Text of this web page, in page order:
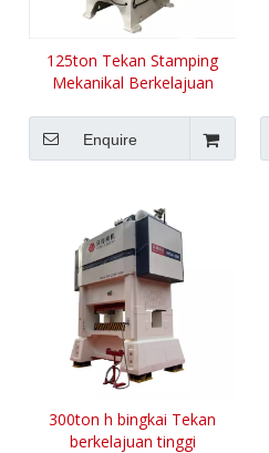
125ton Tekan Stamping
Mekanikal Berkelajuan
Enquire
300ton h bingkai Tekan
berkelajuan tinggi